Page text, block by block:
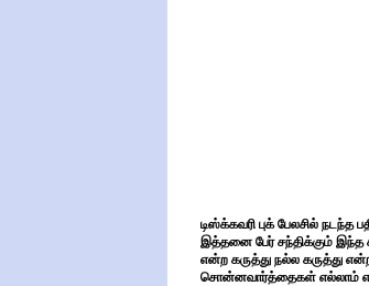
டிஸ்க்கவரி புக் பேலசில் நடந்த
இத்தனை பேர் சந்திக்கும்
என்ற கருத்து நல்ல கருத்து
சொன்னவார்த்தைகள் எல்லாம்